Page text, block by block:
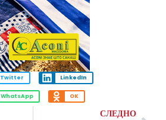
Twitter LinkedIn
WhatsApp OK
СЛЕДНО